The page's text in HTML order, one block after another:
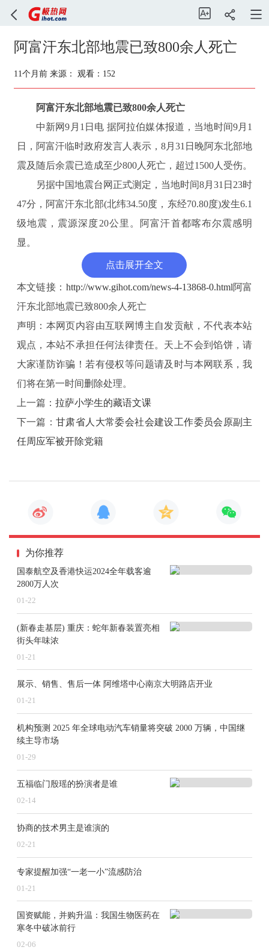
阿富汗东北部地震已致800余人死亡
11个月前来源： 观看：152
阿富汗东北部地震已致800余人死亡
中新网9月1日电 据阿拉伯媒体报道，当地时间9月1
日，阿富汗临时政府发言人表示，8月31日晚阿东北部地
震及随后余震已造成至少800人死亡，超过1500人受伤。
另据中国地震台网正式测定，当地时间8月31日23时
47分，阿富汗东北部(北纬34.50度，东经70.80度)发生6.1
级地震，震源深度20公里。阿富汗首都喀布尔震感明
显。
点击展开全文
本文链接： http://www.gihot.com/news-4-13868-0.html阿富
汗东北部地震已致800余人死亡
声明：本网页内容由互联网博主自发贡献，不代表本站
观点，本站不承担任何法律责任。天上不会到馅饼，请
大家谨防诈骗！若有侵权等问题请及时与本网联系，我
们将在第一时间删除处理。
上一篇： 拉萨小学生的藏语文课
下一篇：甘肃省人大常委会社会建设工作委员会原副主
任周应军被开除党籍
为你推荐
国泰航空及香港快运2024全年载客逾
2800万人次
01-22
(新春走基层) 重庆：蛇年新春装置亮相
街头年味浓
01-21
展示、销售、售后一体 阿维塔中心南京大明路店开业
01-21
机构预测 2025 年全球电动汽车销量将突破 2000 万辆，中国继
续主导市场
01-29
五福临门殷瑶的扮演者是谁
02-14
协商的技术男主是谁演的
02-21
专家提醒加强“一老一小”流感防治
01-21
国资赋能，并购升温：我国生物医药在
寒冬中破冰前行
02-06